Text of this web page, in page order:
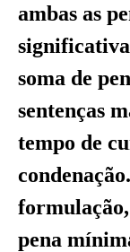
ambas as
soma de
sentenças
tempo de
pena